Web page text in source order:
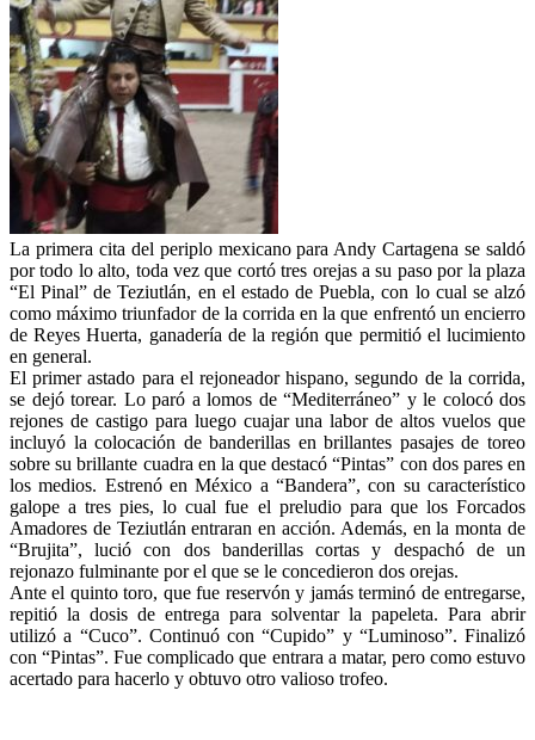
La primera cita del periplo mexicano para Andy Cartagena se saldó
por todo lo alto, toda vez que cortó tres orejas a su paso por la plaza
“El Pinal” de Teziutlán, en el estado de Puebla, con lo cual se alzó
como máximo triunfador de la corrida en la que enfrentó un encierro
de Reyes Huerta, ganadería de la región que permitió el lucimiento
en general.
El primer astado para el rejoneador hispano, segundo de la corrida,
se dejó torear. Lo paró a lomos de “Mediterráneo” y le colocó dos
rejones de castigo para luego cuajar una labor de altos vuelos que
incluyó la colocación de banderillas en brillantes pasajes de toreo
sobre su brillante cuadra en la que destacó “Pintas” con dos pares en
los medios. Estrenó en México a “Bandera”, con su característico
galope a tres pies, lo cual fue el preludio para que los Forcados
Amadores de Teziutlán entraran en acción. Además, en la monta de
“Brujita”, lució con dos banderillas cortas y despachó de un
rejonazo fulminante por el que se le concedieron dos orejas.
Ante el quinto toro, que fue reservón y jamás terminó de entregarse,
repitió la dosis de entrega para solventar la papeleta. Para abrir
utilizó a “Cuco”. Continuó con “Cupido” y “Luminoso”. Finalizó
con “Pintas”. Fue complicado que entrara a matar, pero como estuvo
acertado para hacerlo y obtuvo otro valioso trofeo.